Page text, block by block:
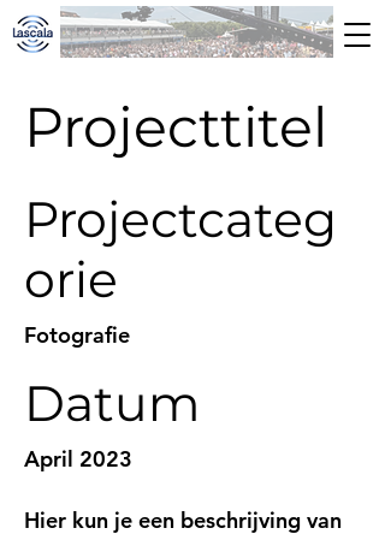
Projecttitel
Projectcateg
orie
Fotografie
Datum
April 2023
Hier kun je een beschrijving van